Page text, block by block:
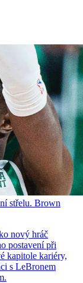
střelu. Brown
nový hráč
postavení při
kapitole kariéry,
s LeBronem